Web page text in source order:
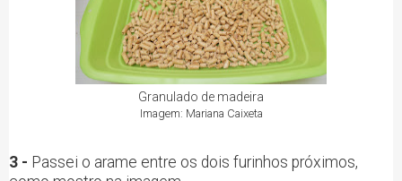
Granulado de madeira
Imagem: Mariana Caixeta
3 - Passei o arame entre os dois furinhos próximos,